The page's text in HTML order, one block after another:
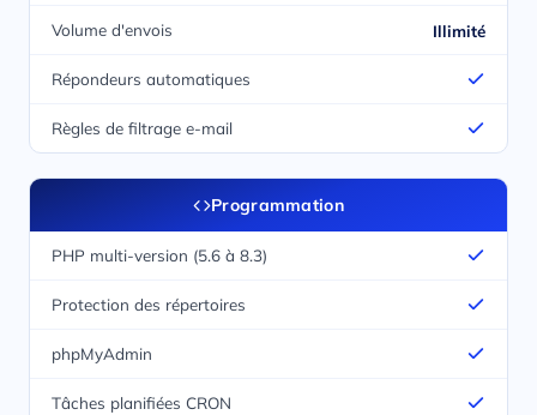
Volume d'envois Illimité
Répondeurs automatiques
Règles de filtrage e-mail
Programmation
PHP multi-version (5.6 à 8.3)
Protection des répertoires
phpMyAdmin
Tâches planifiées CRON